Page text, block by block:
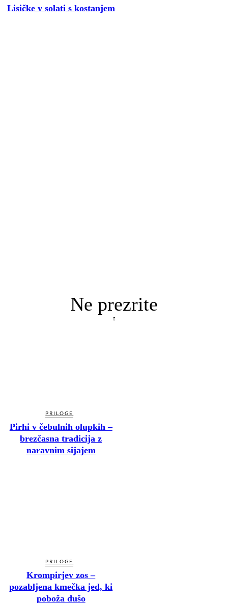
Lisičke v solati s kostanjem
Ne prezrite
PRILOGE
Pirhi v čebulnih olupkih –
brezčasna tradicija z
naravnim sijajem
PRILOGE
Krompirjev zos –
pozabljena kmečka jed, ki
poboža dušo